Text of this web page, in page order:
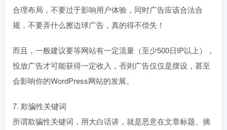
合理布局，不要过于影响用户体验，同时广告应该合法合
规，不要弄什么擦边球广告，真的得不偿失！
而且，一般建议要等网站有一定流量（至少500日IP以上），
投放广告才可能获得一定收入，否则广告仅仅是摆设，甚至
会影响你的WordPress网站的发展。
7. 欺骗性关键词
所谓欺骗性关键词，用大白话讲，就是恶意在文章标题、摘